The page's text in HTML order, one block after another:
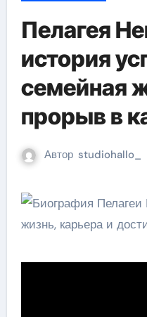
Пелагея
история
семейная
прорыв в
Автор studiohallo_